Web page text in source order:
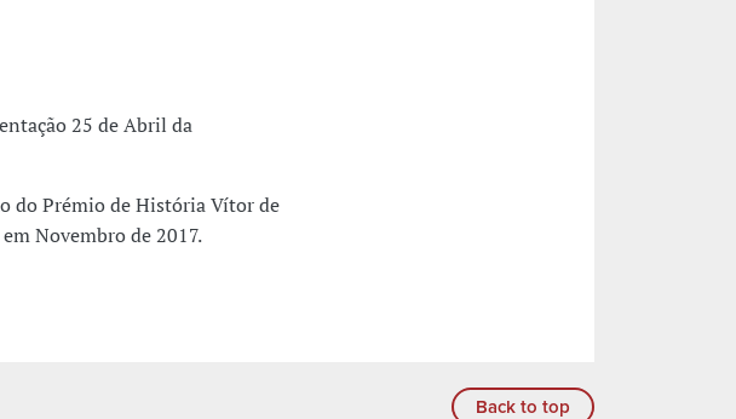
25 de Abril da
do Prémio de História Vítor de
Novembro de 2017.
Back to top